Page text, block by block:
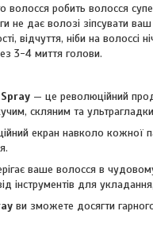
робить волосся
не дає волозі зіпсувати
відчуття, ніби на волоссі
3-4 миття голови.
— це революційний
скляним та
екран навколо кожної
ваше волосся в
для
ви зможете досягти